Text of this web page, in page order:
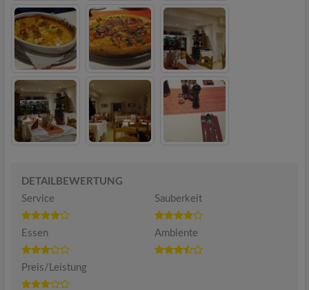
DETAILBEWERTUNG
Service
Sauberkeit
Essen Ambiente
Preis/Leistung